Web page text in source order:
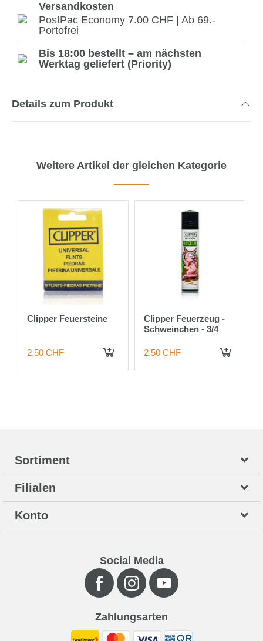
Versandkosten
PostPac Economy 7.00 CHF | Ab 69.-
Portofrei
Bis 18:00 bestellt – am nächsten
Werktag geliefert (Priority)
Details zum Produkt
Weitere Artikel der gleichen Kategorie
Clipper Feuersteine
2.50 CHF
Clipper Feuerzeug -
Schweinchen - 3/4
2.50 CHF
Sortiment
Filialen
Konto
Social Media
Zahlungsarten